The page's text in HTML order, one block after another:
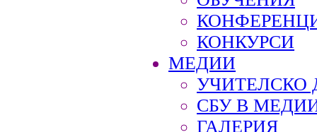
КОНКУРСИ
МЕДИИ
УЧИТЕЛСКО
СБУ В
ГАЛЕРИЯ